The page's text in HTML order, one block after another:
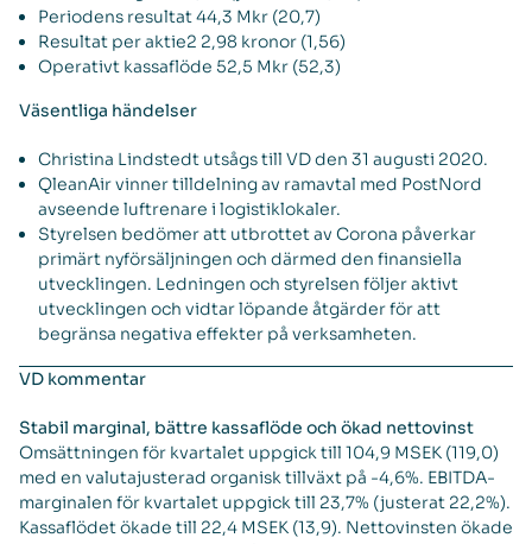
Periodens resultat 44,3 Mkr (20,7)
Resultat per aktie2 2,98 kronor (1,56)
Operativt kassaflöde 52,5 Mkr (52,3)
Väsentliga händelser
Christina Lindstedt utsågs till VD den 31 augusti 2020.
QleanAir vinner tilldelning av ramavtal med PostNord
avseende luftrenare i logistiklokaler.
Styrelsen bedömer att utbrottet av Corona påverkar
primärt nyförsäljningen och därmed den finansiella
utvecklingen. Ledningen och styrelsen följer aktivt
utvecklingen och vidtar löpande åtgärder för att
begränsa negativa effekter på verksamheten.
VD kommentar
Stabil marginal, bättre kassaflöde och ökad nettovinst
Omsättningen för kvartalet uppgick till 104,9 MSEK (119,0)
med en valutajusterad organisk tillväxt på -4,6%. EBITDA-
marginalen för kvartalet uppgick till 23,7% (justerat 22,2%).
Kassaflödet ökade till 22,4 MSEK (13,9). Nettovinsten ökade